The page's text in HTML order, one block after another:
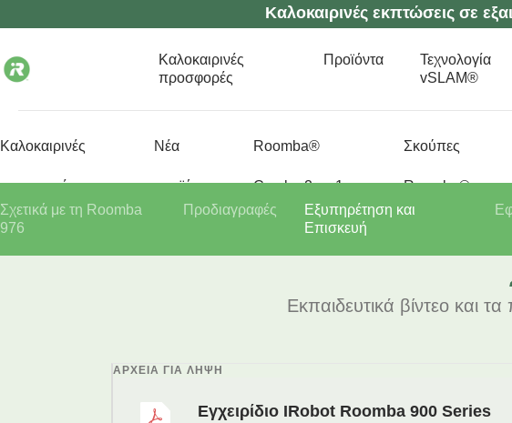
Καλοκαιρινές εκπτώσεις σε
Καλοκαιρινές
προσφορές
Προϊόντα
Τεχνολογία
vSLAM®
Καλοκαιρινές
προσφορές
Νέα
προϊόντα
Roomba®
Combo 2 σε 1
Σκούπες
Roomba®
Σχετικά με τη Roomba
976
Προδιαγραφές
Εξυπηρέτηση και
Επισκευή
Εκπαιδευτικά βίντεο και
ΑΡΧΕΊΑ ΓΙΑ ΛΉΨΗ
Εγχειρίδιο IRobot Roomba 900 Series